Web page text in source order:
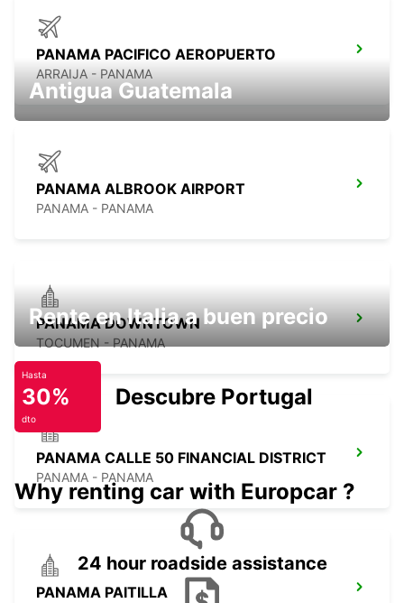
PANAMA PACIFICO AEROPUERTO
ARRAIJA - PANAMA
PANAMA ALBROOK AIRPORT
PANAMA - PANAMA
PANAMA DOWNTOWN
TOCUMEN - PANAMA
PANAMA CALLE 50 FINANCIAL DISTRICT
PANAMA - PANAMA
PANAMA PAITILLA
Antigua Guatemala
Rente en Italia a buen precio
Hasta
30%
dto
Descubre Portugal
Why renting car with Europcar ?
24 hour roadside assistance